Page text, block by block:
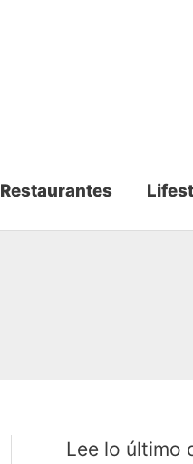
Restaurantes
Lee lo último
C